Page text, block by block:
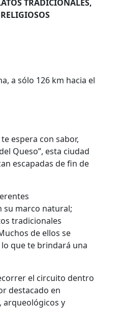
TRADICIONALES,
a sólo 126 km hacia el
espera con sabor,
Queso”, esta ciudad
escapadas de fin de
su marco natural;
tradicionales
de ellos se
que te brindará una
el circuito dentro
destacado en
y